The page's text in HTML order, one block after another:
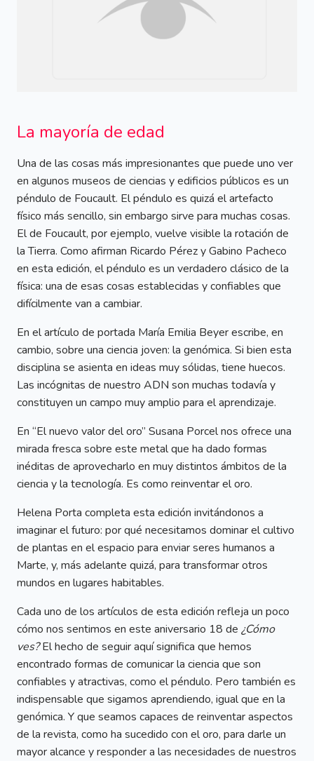
La mayoría de edad
Una de las cosas más impresionantes que puede uno ver
en algunos museos de ciencias y edificios públicos es un
péndulo de Foucault. El péndulo es quizá el artefacto
físico más sencillo, sin embargo sirve para muchas cosas.
El de Foucault, por ejemplo, vuelve visible la rotación de
la Tierra. Como afirman Ricardo Pérez y Gabino Pacheco
en esta edición, el péndulo es un verdadero clásico de la
física: una de esas cosas establecidas y confiables que
difícilmente van a cambiar.
En el artículo de portada María Emilia Beyer escribe, en
cambio, sobre una ciencia joven: la genómica. Si bien esta
disciplina se asienta en ideas muy sólidas, tiene huecos.
Las incógnitas de nuestro ADN son muchas todavía y
constituyen un campo muy amplio para el aprendizaje.
En “El nuevo valor del oro” Susana Porcel nos ofrece una
mirada fresca sobre este metal que ha dado formas
inéditas de aprovecharlo en muy distintos ámbitos de la
ciencia y la tecnología. Es como reinventar el oro.
Helena Porta completa esta edición invitándonos a
imaginar el futuro: por qué necesitamos dominar el cultivo
de plantas en el espacio para enviar seres humanos a
Marte, y, más adelante quizá, para transformar otros
mundos en lugares habitables.
Cada uno de los artículos de esta edición refleja un poco
cómo nos sentimos en este aniversario 18 de ¿Cómo
ves?El hecho de seguir aquí significa que hemos
encontrado formas de comunicar la ciencia que son
confiables y atractivas, como el péndulo. Pero también es
indispensable que sigamos aprendiendo, igual que en la
genómica. Y que seamos capaces de reinventar aspectos
de la revista, como ha sucedido con el oro, para darle un
mayor alcance y responder a las necesidades de nuestros